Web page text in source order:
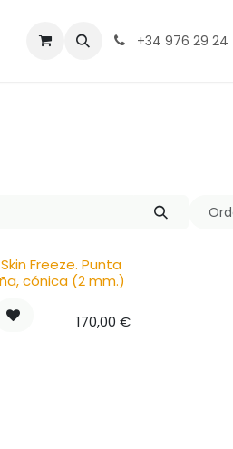
+34 976 29 24
Freeze. Punta
cónica (2 mm.)
170,00 €